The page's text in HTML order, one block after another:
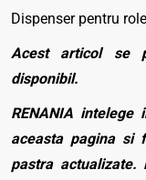
Dispenser pentru
Acest articol se
disponibil.
RENANIA intelege
aceasta pagina si
pastra actualizate.